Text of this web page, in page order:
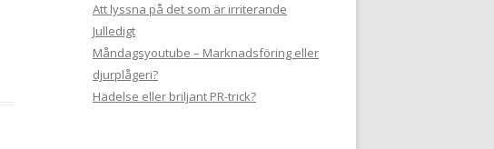
Att lyssna på det som är irriterande
Julledigt
Måndagsyoutube – Marknadsföring eller
djurplågeri?
Hädelse eller briljant PR-trick?